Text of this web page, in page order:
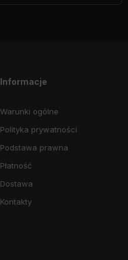
Informacje
Warunki ogólne
Polityka prywatności
Podstawa prawna
Płatność
Dostawa
Kontakty